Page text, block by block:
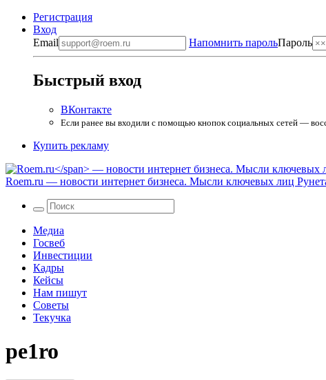
Регистрация
Вход
Email
Напомнить парольПароль
Быстрый вход
ВКонтакте
Если ранее вы входили с помощью кнопок социальных сетей —
Купить рекламу
Roem.ru — новости интернет бизнеса. Мысли ключевых лиц
Медиа
Госвеб
Инвестиции
Кадры
Кейсы
Нам пишут
Советы
Текучка
pe1ro